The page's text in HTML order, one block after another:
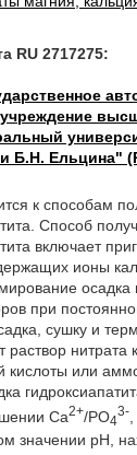
RU 2717275:
Б.Н. Ельцина"
к способам
Способ
включает
ионы
осадка
при
сушку и
раствор
кислоты или
Са2+/PO4
3-,
значении рН,